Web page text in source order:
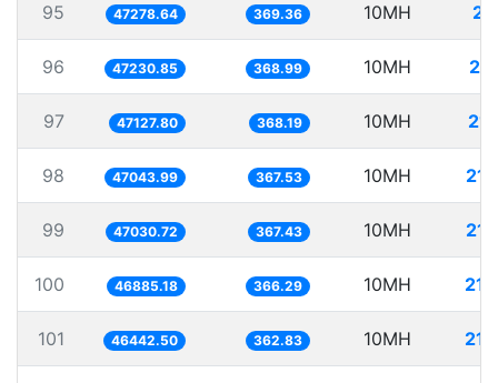
95 47278.64 369.36 10MH
96 47230.85 368.99 10MH
97 47127.80 368.19 10MH
98 47043.99 367.53 10MH
99 47030.72 367.43 10MH
100 46885.18 366.29 10MH
101 46442.50 362.83 10MH